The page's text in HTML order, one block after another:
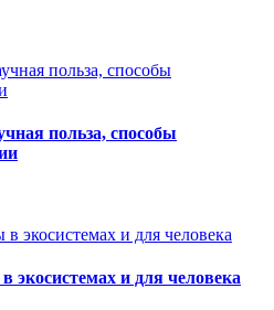
польза, способы
и для человека